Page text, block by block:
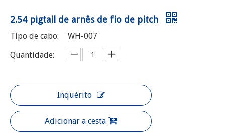
2.54 pigtail de arnês de fio de pitch
Tipo de cabo:
WH-007
Quantidade:
Inquérito
Adicionar a cesta